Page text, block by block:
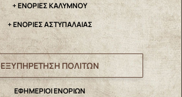
+ ΕΝΟΡΙΕΣ ΚΑΛΥΜΝΟΥ
+ ΕΝΟΡΙΕΣ ΑΣΤΥΠΑΛΑΙΑΣ
ΕΞΥΠΗΡΕΤΗΣΗ ΠΟΛΙΤΩΝ
ΕΦΗΜΕΡΙΟΙ ΕΝΟΡΙΩΝ